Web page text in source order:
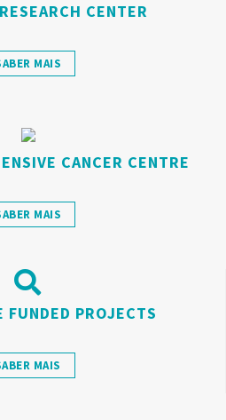
CENTER
MAIS
CANCER CENTRE
MAIS
FUNDED PROJECTS
MAIS